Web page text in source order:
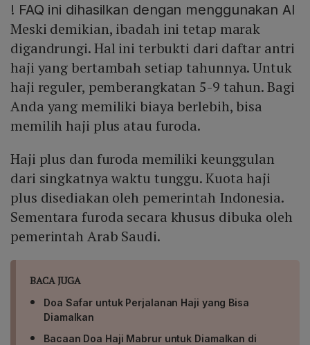
! FAQ ini dihasilkan dengan menggunakan AI
Meski demikian, ibadah ini tetap marak
digandrungi. Hal ini terbukti dari daftar antri
haji yang bertambah setiap tahunnya. Untuk
haji reguler, pemberangkatan 5-9 tahun. Bagi
Anda yang memiliki biaya berlebih, bisa
memilih haji plus atau furoda.
Haji plus dan furoda memiliki keunggulan
dari singkatnya waktu tunggu. Kuota haji
plus disediakan oleh pemerintah Indonesia.
Sementara furoda secara khusus dibuka oleh
pemerintah Arab Saudi.
BACA JUGA
Doa Safar untuk Perjalanan Haji yang Bisa
Diamalkan
Bacaan Doa Haji Mabrur untuk Diamalkan di